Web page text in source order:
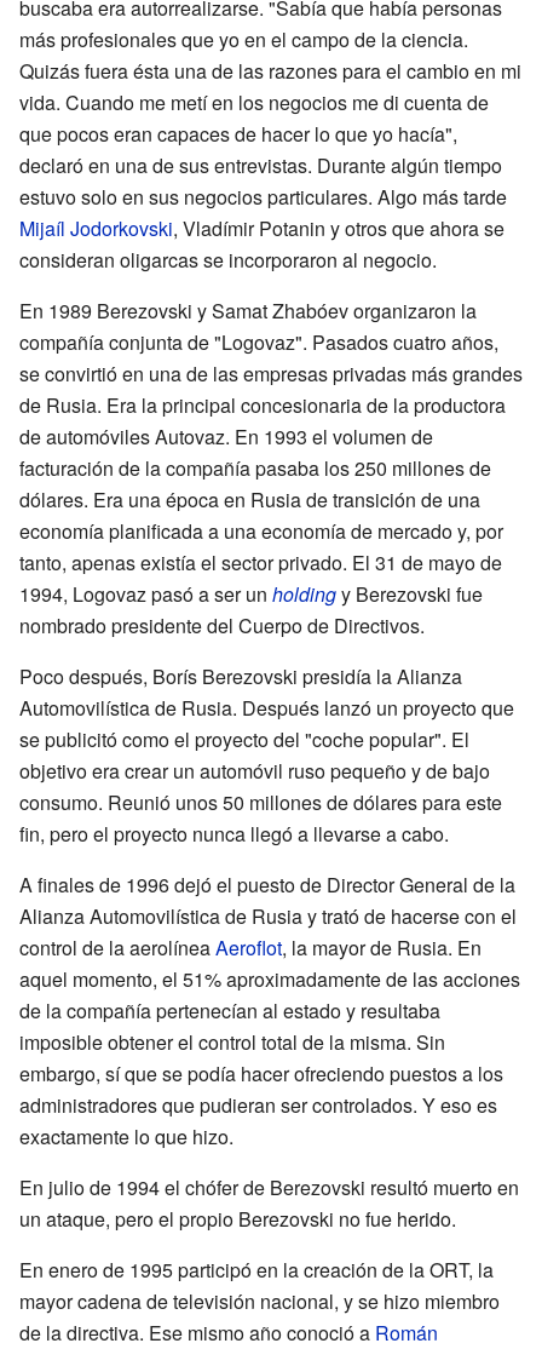
buscaba era autorrealizarse. "Sabía que había personas
más profesionales que yo en el campo de la ciencia.
Quizás fuera ésta una de las razones para el cambio en mi
vida. Cuando me metí en los negocios me di cuenta de
que pocos eran capaces de hacer lo que yo hacía",
declaró en una de sus entrevistas. Durante algún tiempo
estuvo solo en sus negocios particulares. Algo más tarde
Mijaíl Jodorkovski, Vladímir Potanin y otros que ahora se
consideran oligarcas se incorporaron al negocio.
En 1989 Berezovski y Samat Zhabóev organizaron la
compañía conjunta de "Logovaz". Pasados cuatro años,
se convirtió en una de las empresas privadas más grandes
de Rusia. Era la principal concesionaria de la productora
de automóviles Autovaz. En 1993 el volumen de
facturación de la compañía pasaba los 250 millones de
dólares. Era una época en Rusia de transición de una
economía planificada a una economía de mercado y, por
tanto, apenas existía el sector privado. El 31 de mayo de
1994, Logovaz pasó a ser un holdingy Berezovski fue
nombrado presidente del Cuerpo de Directivos.
Poco después, Borís Berezovski presidía la Alianza
Automovilística de Rusia. Después lanzó un proyecto que
se publicitó como el proyecto del "coche popular". El
objetivo era crear un automóvil ruso pequeño y de bajo
consumo. Reunió unos 50 millones de dólares para este
fin, pero el proyecto nunca llegó a llevarse a cabo.
A finales de 1996 dejó el puesto de Director General de la
Alianza Automovilística de Rusia y trató de hacerse con el
control de la aerolíneaAeroflot, la mayor de Rusia. En
aquel momento, el 51% aproximadamente de las acciones
de la compañía pertenecían al estado y resultaba
imposible obtener el control total de la misma. Sin
embargo, sí que se podía hacer ofreciendo puestos a los
administradores que pudieran ser controlados. Y eso es
exactamente lo que hizo.
En julio de 1994 el chófer de Berezovski resultó muerto en
un ataque, pero el propio Berezovski no fue herido.
En enero de 1995 participó en la creación de la ORT, la
mayor cadena de televisión nacional, y se hizo miembro
de la directiva. Ese mismo año conoció a Román